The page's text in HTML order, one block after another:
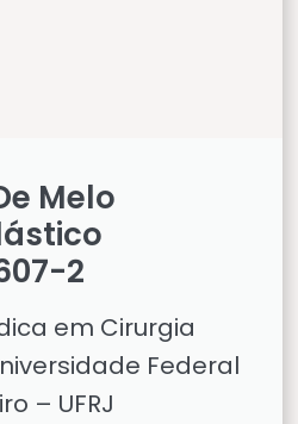
Melo
2
em Cirurgia
Federal
– UFRJ